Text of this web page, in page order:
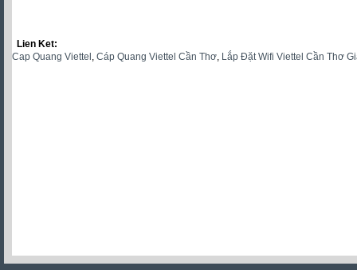
Lien Ket:
Cap Quang Viettel Cáp Quang Viettel Cần Thơ Lắp Đặt Wifi Viettel Cần Thơ